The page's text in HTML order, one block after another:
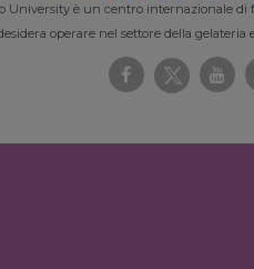
University è un centro internazionale di
operare nel settore della gelateria